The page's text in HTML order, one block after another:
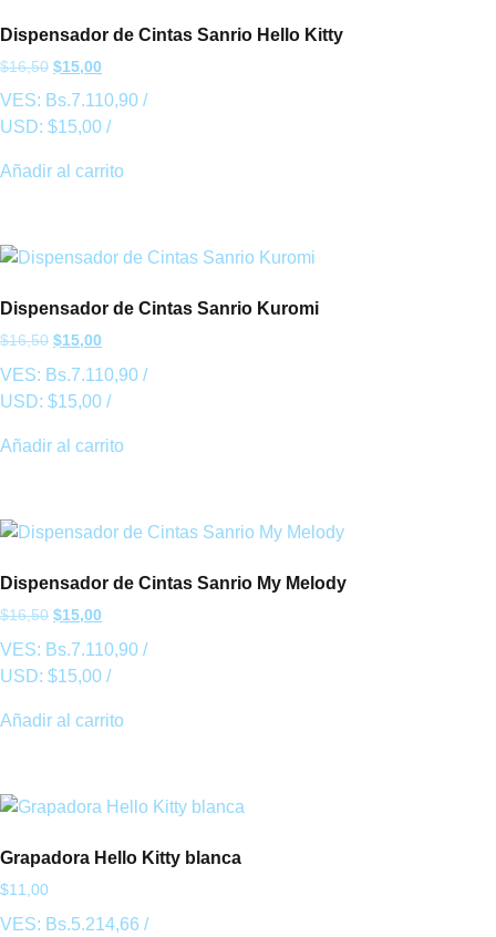
Dispensador de Cintas Sanrio Hello Kitty
$16,50 $15,00
VES: Bs.7.110,90 /
USD: $15,00 /
Añadir al carrito
Dispensador de Cintas Sanrio Kuromi
$16,50 $15,00
VES: Bs.7.110,90 /
USD: $15,00 /
Añadir al carrito
Dispensador de Cintas Sanrio My Melody
$16,50 $15,00
VES: Bs.7.110,90 /
USD: $15,00 /
Añadir al carrito
Grapadora Hello Kitty blanca
$11,00
VES: Bs.5.214,66 /